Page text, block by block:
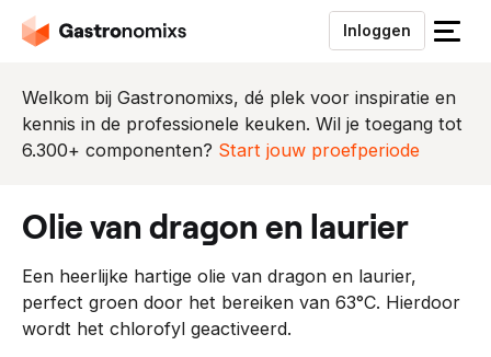
Inloggen
S
u
i
n
Welkom bij Gastronomixs, dé plek voor inspiratie en
kennis in de professionele keuken. Wil je toegang tot
6.300+ componenten? Start jouw proefperiode
olie van dragon en laurier
Een heerlijke hartige olie van dragon en laurier,
perfect groen door het bereiken van 63°C. Hierdoor
wordt het chlorofyl geactiveerd.